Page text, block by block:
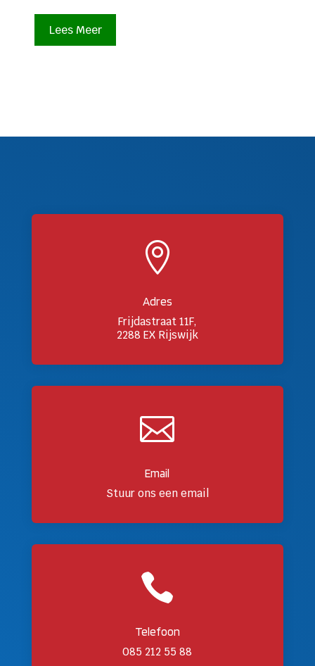
Lees Meer

Adres
Frijdastraat 11F,
2288 EX Rijswijk

Email
Stuur ons een email

Telefoon
085 212 55 88